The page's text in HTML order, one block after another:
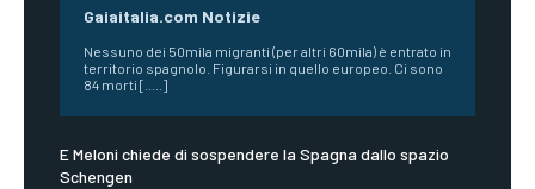
Gaiaitalia.com Notizie
Nessuno dei 50mila migranti (per altri 60mila) è entrato in
territorio spagnolo. Figurarsi in quello europeo. Ci sono
84 morti [.....]
E Meloni chiede di sospendere la Spagna dallo spazio
Schengen